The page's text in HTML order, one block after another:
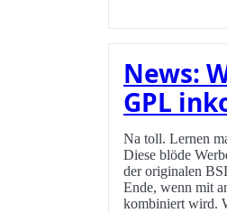
News:
GPL
Na toll. Lernen
Diese blöde
der originalen
Ende, wenn mit
kombiniert wird.